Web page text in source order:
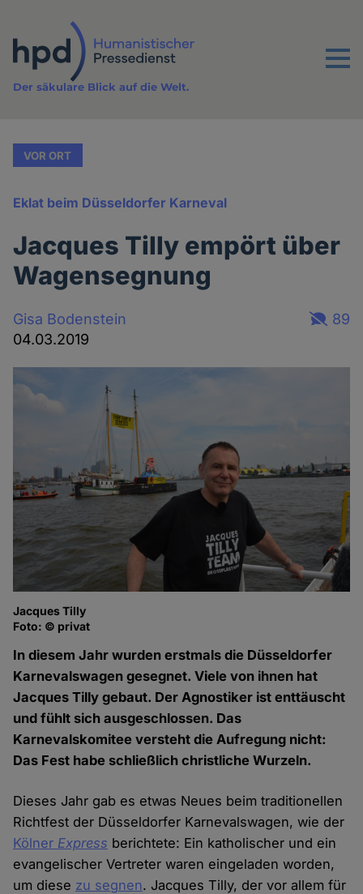
Inhalt
Menu
Der säkulare Blick auf die Welt.
VOR ORT
Eklat beim Düsseldorfer Karneval
Jacques Tilly empört über
Wagensegnung
Gisa Bodenstein
04.03.2019
89
Jacques Tilly
Foto: © privat
In diesem Jahr wurden erstmals die Düsseldorfer
Karnevalswagen gesegnet. Viele von ihnen hat
Jacques Tilly gebaut. Der Agnostiker ist enttäuscht
und fühlt sich ausgeschlossen. Das
Karnevalskomitee versteht die Aufregung nicht:
Das Fest habe schließlich christliche Wurzeln.
Dieses Jahr gab es etwas Neues beim traditionellen
Richtfest der Düsseldorfer Karnevalswagen, wie der
Kölner Express berichtete: Ein katholischer und ein
evangelischer Vertreter waren eingeladen worden,
um diese zu segnen. Jacques Tilly, der vor allem für